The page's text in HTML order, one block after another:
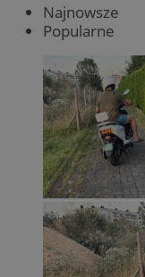
Najnowsze
Popularne